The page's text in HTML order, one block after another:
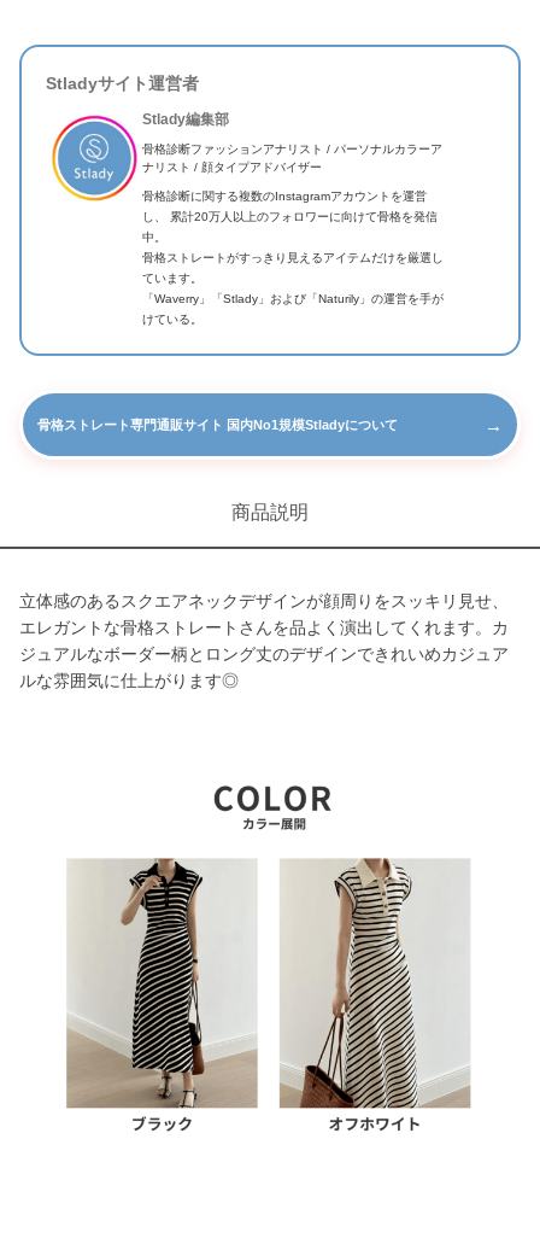
Stladyサイト運営者
Stlady編集部
骨格診断ファッションアナリスト / パーソナルカラーア
ナリスト / 顔タイプアドバイザー
骨格診断に関する複数のInstagramアカウントを運営
し、 累計20万人以上のフォロワーに向けて骨格を発信
中。
骨格ストレートがすっきり見えるアイテムだけを厳選し
ています。
「Waverry」「Stlady」および「Naturily」の運営を手が
けている。
骨格ストレート専門通販サイト 国内No1規模Stladyについて →
商品説明
立体感のあるスクエアネックデザインが顔周りをスッキリ見せ、
エレガントな骨格ストレートさんを品よく演出してくれます。カ
ジュアルなボーダー柄とロング丈のデザインできれいめカジュア
ルな雰囲気に仕上がります◎